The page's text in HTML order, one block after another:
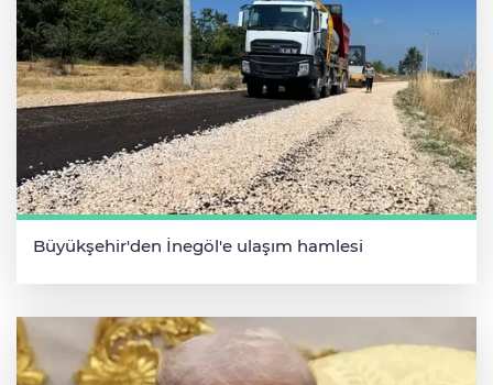
Büyükşehir'den İnegöl'e ulaşım hamlesi